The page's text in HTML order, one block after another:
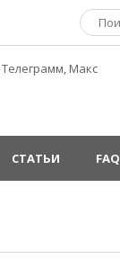
Макс
СТАТЬИ FAQ